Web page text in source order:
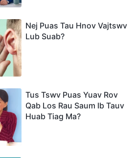
Nej Puas Tau Hnov Vajtswv
Lub Suab?
Tus Tswv Puas Yuav Rov
Qab Los Rau Saum Ib Tauv
Huab Tiag Ma?